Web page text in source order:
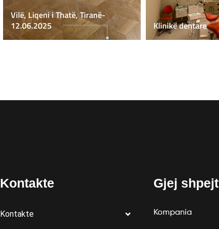
Vilë, Liqeni i Thatë, Tiranë-
12.06.2025
Klinikë dentare
Kontakte
Kontakte
Gjej shpejt
Kompania